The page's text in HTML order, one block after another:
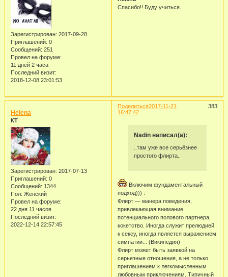
Зарегистрирован: 2017-09-28
Приглашений: 0
Сообщений: 251
Провел на форуме:
11 дней 2 часа
Последний визит:
2018-12-08 23:01:53
Спасибо!! Буду учиться.
Поделиться 383
2017-11-21
16:47:42
Helena
КТ
Зарегистрирован: 2017-07-13
Приглашений: 0
Сообщений: 1344
Пол: Женский
Провел на форуме:
22 дня 11 часов
Последний визит:
2022-12-14 22:57:45
Nadin написал(а):
..там уже все серьёзнее
простого флирта..
Включим фундаментальный
подход))) :
Флирт — манера поведения,
привлекающая внимание
потенциального полового партнера,
кокетство. Иногда служит прелюдией
к сексу, иногда является выражением
симпатии... (Википедия)
Флирт может быть заявкой на
серьезные отношения, а не только
приглашением к легкомысленным
любовным приключениям. Типичный